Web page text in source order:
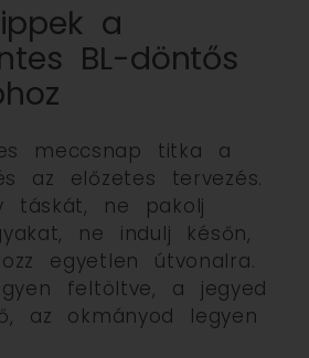
a
BL-döntős
meccsnap titka a
az előzetes tervezés.
táskát, ne pakolj
ne indulj későn,
egyetlen útvonalra.
feltöltve, a jegyed
az okmányod legyen